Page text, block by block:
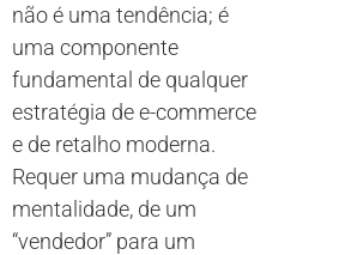
não é uma tendência; é
uma componente
fundamental de qualquer
estratégia de e-commerce
e de retalho moderna.
Requer uma mudança de
mentalidade, de um
“vendedor” para um